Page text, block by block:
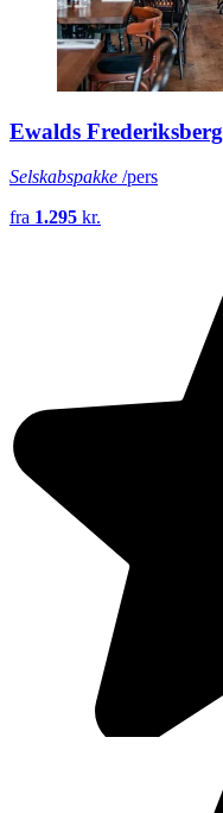
Ewalds Frederiksberg
Selskabspakke /pers
fra 1.295 kr.